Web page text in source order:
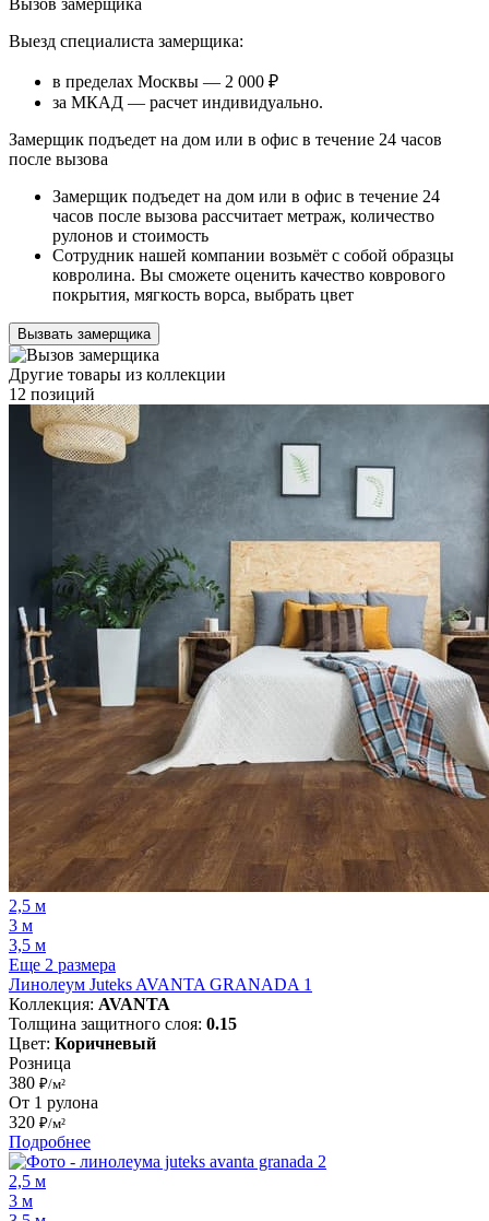
Выезд специалиста замерщика:
в пределах Москвы — 2 000 ₽
за МКАД — расчет индивидуально.
Замерщик подъедет на дом или в офис в течение 24 часов
после вызова
Замерщик подъедет на дом или в офис в течение 24
часов после вызова рассчитает метраж, количество
рулонов и стоимость
Сотрудник нашей компании возьмёт с собой образцы
ковролина. Вы сможете оценить качество коврового
покрытия, мягкость ворса, выбрать цвет
Вызвать замерщика
Другие товары из коллекции
12 позиций
2,5 м
3 м
3,5 м
Еще 2 размера
Линолеум Juteks AVANTA GRANADA 1
Коллекция: AVANTA
Толщина защитного слоя: 0.15
Цвет: Коричневый
Розница
380 ₽/м²
От 1 рулона
320 ₽/м²
Подробнее
2,5 м
3 м